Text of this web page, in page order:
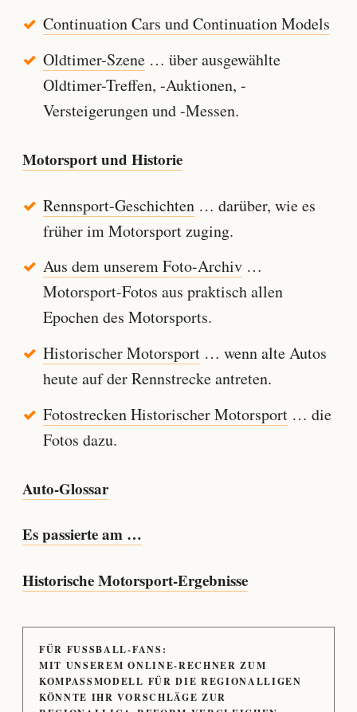
Continuation Cars und Continuation Models
Oldtimer-Szene… über ausgewählte
Oldtimer-Treffen, -Auktionen, -
Versteigerungen und -Messen.
Motorsport und Historie
Rennsport-Geschichten… darüber, wie es
früher im Motorsport zuging.
Aus dem unserem Foto-Archiv…
Motorsport-Fotos aus praktisch allen
Epochen des Motorsports.
Historischer Motorsport… wenn alte Autos
heute auf der Rennstrecke antreten.
Fotostrecken Historischer Motorsport… die
Fotos dazu.
Auto-Glossar
Es passierte am …
Historische Motorsport-Ergebnisse
FÜR FUSSBALL-FANS:
MIT UNSEREM ONLINE-RECHNER ZUM
KOMPASSMODELL FÜR DIE REGIONALLIGEN
KÖNNTE IHR VORSCHLÄGE ZUR